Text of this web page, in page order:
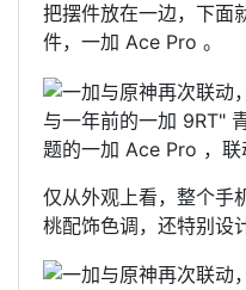
把摆件放在一边，下面
件，一加 Ace Pro 。
与一年前的一加 9RT"
题的一加 Ace Pro ，联
仅从外观上看，整个手
桃配饰色调，还特别设